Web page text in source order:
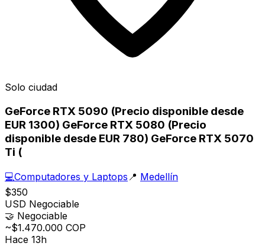
Solo ciudad
GeForce RTX 5090 (Precio disponible desde
EUR 1300) GeForce RTX 5080 (Precio
disponible desde EUR 780) GeForce RTX 5070
Ti (
💻Computadores y Laptops 📍 Medellín
$350
USD Negociable
🤝 Negociable
~$1.470.000 COP
Hace 13h